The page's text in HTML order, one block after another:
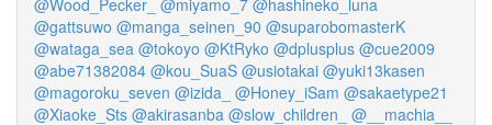
@Wood_Pecker_ @miyamo_7 @hashineko_luna
@gattsuwo @manga_seinen_90 @suparobomasterK
@wataga_sea @tokoyo @KtRyko @dplusplus @cue2009
@abe71382084 @kou_SuaS @usiotakai @yuki13kasen
@magoroku_seven @izida_ @Honey_iSam @sakaetype21
@Xiaoke_Sts @akirasanba @slow_children_
@__machia__